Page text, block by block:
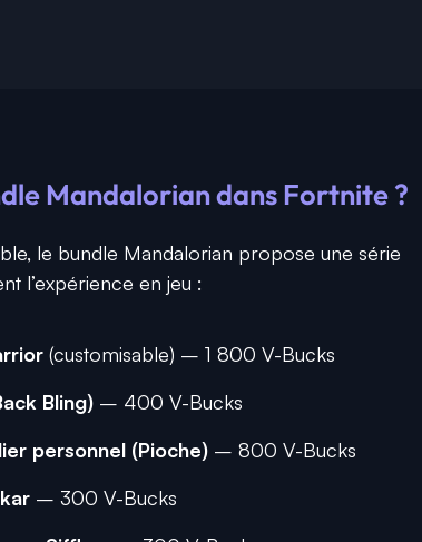
Mandalorian dans Fortnite ?
le bundle Mandalorian propose une série
l’expérience en jeu :
(customisable) – 1 800 V-Bucks
Bling) – 400 V-Bucks
personnel (Pioche) – 800 V-Bucks
– 300 V-Bucks